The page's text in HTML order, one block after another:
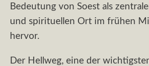
Bedeutung von Soest als
und spirituellen Ort im frühen
hervor.
Der Hellweg, eine der